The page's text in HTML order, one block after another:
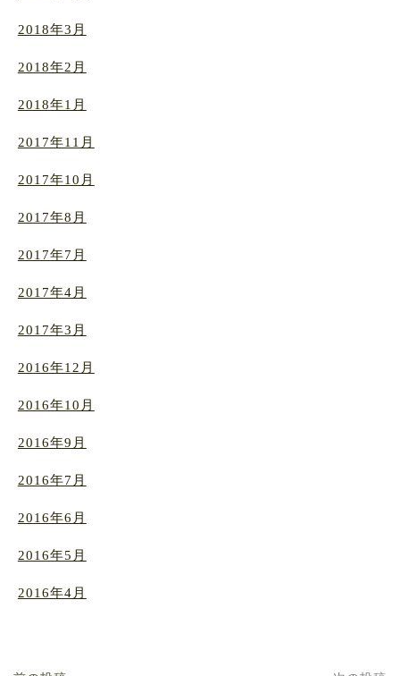
2018年3月
2018年2月
2018年1月
2017年11月
2017年10月
2017年8月
2017年7月
2017年4月
2017年3月
2016年12月
2016年10月
2016年9月
2016年7月
2016年6月
2016年5月
2016年4月